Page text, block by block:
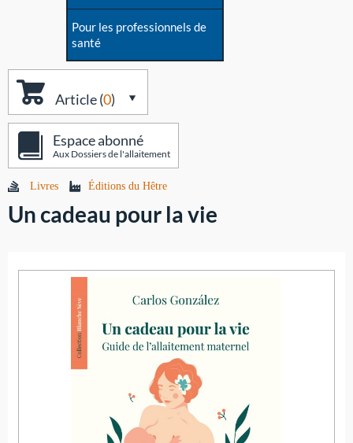
Pour les professionnels de
santé
Article (0)
Espace abonné
Aux Dossiers de l'allaitement
Livres Éditions du Hêtre
Un cadeau pour la vie